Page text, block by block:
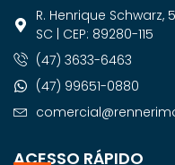
ACESSO RÁPIDO
R. Henrique Schwarz,
SC | CEP: 89280-115
(47) 3633-6463
(47) 99651-0880